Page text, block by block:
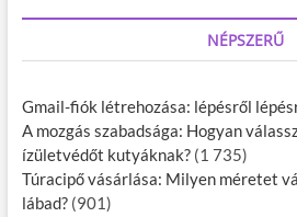
NÉPSZERŰ
Gmail-fiók létrehozása: lépésről
A mozgás szabadsága: Hogyan
ízületvédőt kutyáknak? (1 735)
Túracipő vásárlása: Milyen méretet
lábad? (901)